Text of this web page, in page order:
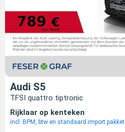
Audi S5
TFSI quattro tiptronic
Rijklaar op kenteken
incl. BPM, btw en standaard import pakket